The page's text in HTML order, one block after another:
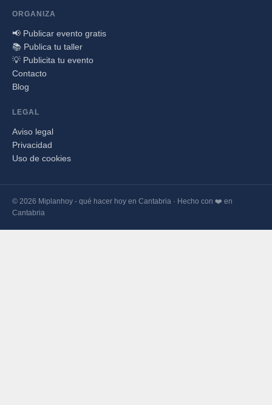
ORGANIZA
📢 Publicar evento gratis
📚 Publica tu taller
💡 Publicita tu evento
Contacto
Blog
LEGAL
Aviso legal
Privacidad
Uso de cookies
© 2026 Miplanhoy - qué hacer hoy en Cantabria · Hecho con ❤️ en
Cantabria